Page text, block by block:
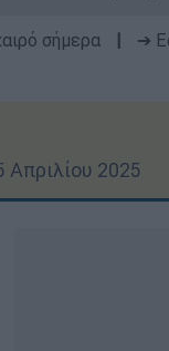
σήμερα
➔
2025